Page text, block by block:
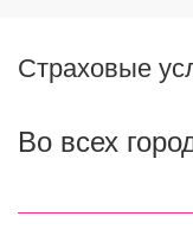
Страховые
Во всех